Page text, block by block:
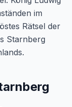
im
Rätsel der
Starnberg